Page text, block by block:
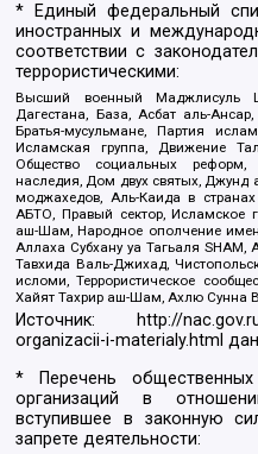
* Единый федеральный
иностранных и
соответствии с
террористическими:
Высший военный Маджлисуль
Дагестана, База, Асбат аль-
Братья-мусульмане, Партия
Исламская группа, Движение
Общество социальных реформ,
наследия, Дом двух святых,
моджахедов, Аль-Каида в
АБТО, Правый сектор, Исламское
аш-Шам, Народное ополчение
Аллаха Субхану уа Тагьаля
Тавхида Валь-Джихад,
исломи, Террористическое
Хайят Тахрир аш-Шам, Ахлю Сунна
Источник:
http://
organizacii-i-materialy.html
* Перечень
организаций в
вступившее в законную
запрете деятельности: